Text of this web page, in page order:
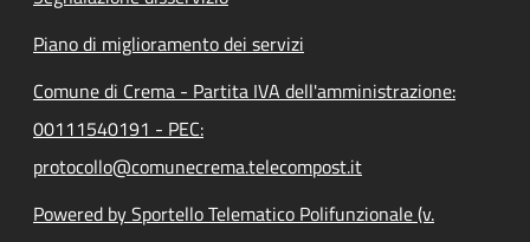
Piano di miglioramento dei servizi
Comune di Crema - Partita IVA dell'amministrazione:
00111540191 - PEC:
protocollo@comunecrema.telecompost.it
Powered by Sportello Telematico Polifunzionale (v.